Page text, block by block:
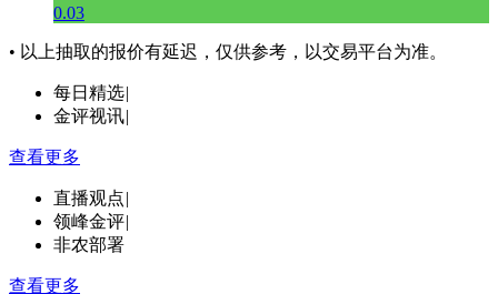
0.03
• 以上抽取的报价有延迟，仅供参考，以交易平台为准。
每日精选|
金评视讯|
查看更多
直播观点|
领峰金评|
非农部署
查看更多